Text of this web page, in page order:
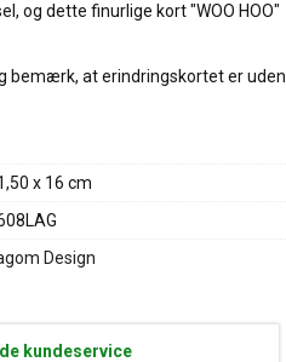
og dette finurlige kort "WOO HOO"
bemærk, at erindringskortet er uden
x 16 cm
Design
kundeservice